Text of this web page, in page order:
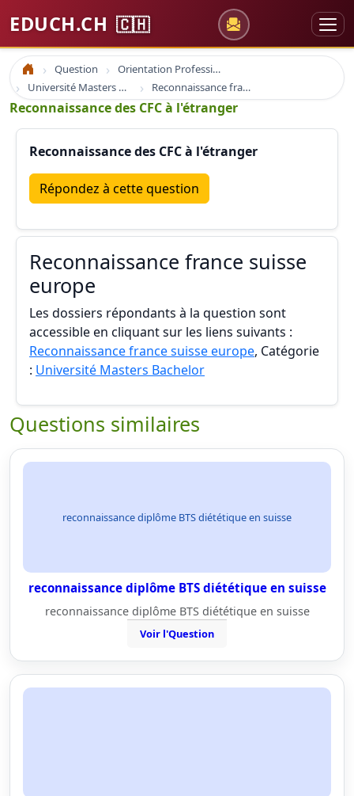
EDUCH.CH 🇨🇭
Accueil Question
Orientation Professionnelle
Université Masters Bachelor
Reconnaissance france suisse europe
Reconnaissance des CFC à l'étranger
Reconnaissance des CFC à l'étranger
Répondez à cette question
Reconnaissance france suisse
europe
Les dossiers répondants à la question sont
accessible en cliquant sur les liens suivants :
Reconnaissance france suisse europe, Catégorie
: Université Masters Bachelor
Questions similaires
reconnaissance diplôme BTS diététique en suisse
reconnaissance diplôme BTS diététique en suisse
reconnaissance diplôme BTS diététique en suisse
Voir l'Question